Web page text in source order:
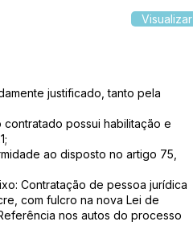
Visualizar
justificado, tanto pela
possui habilitação e
ao disposto no artigo 75,
Contratação de pessoa jurídica
com fulcro na nova Lei de
nos autos do processo